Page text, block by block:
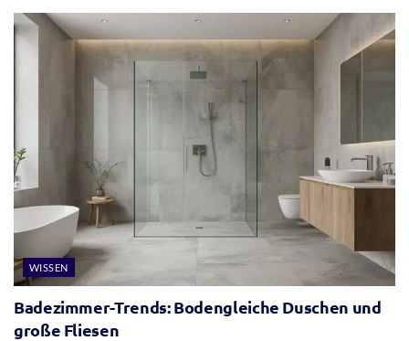
WISSEN
Badezimmer-Trends: Bodengleiche Duschen und
große Fliesen